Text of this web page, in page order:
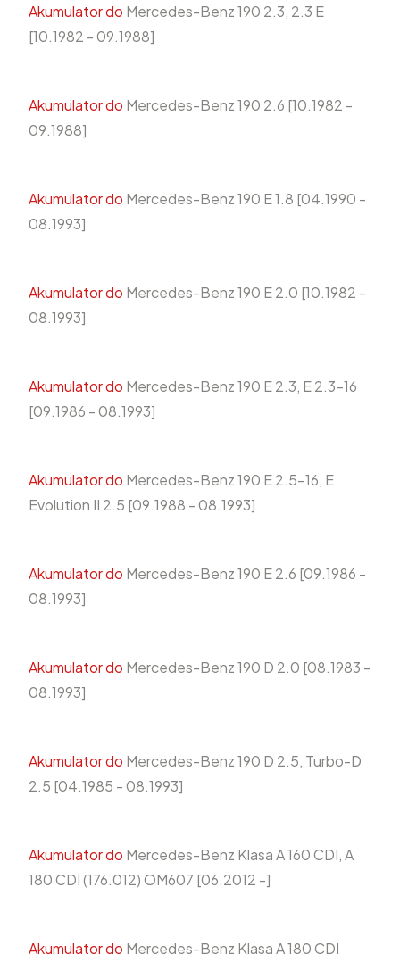
Akumulator do Mercedes-Benz 190 2.3, 2.3 E
[10.1982 - 09.1988]
Akumulator do Mercedes-Benz 190 2.6 [10.1982 -
09.1988]
Akumulator do Mercedes-Benz 190 E 1.8 [04.1990 -
08.1993]
Akumulator do Mercedes-Benz 190 E 2.0 [10.1982 -
08.1993]
Akumulator do Mercedes-Benz 190 E 2.3, E 2.3-16
[09.1986 - 08.1993]
Akumulator do Mercedes-Benz 190 E 2.5-16, E
Evolution II 2.5 [09.1988 - 08.1993]
Akumulator do Mercedes-Benz 190 E 2.6 [09.1986 -
08.1993]
Akumulator do Mercedes-Benz 190 D 2.0 [08.1983 -
08.1993]
Akumulator do Mercedes-Benz 190 D 2.5, Turbo-D
2.5 [04.1985 - 08.1993]
Akumulator do Mercedes-Benz Klasa A 160 CDI, A
180 CDI (176.012) OM607 [06.2012 -]
Akumulator do Mercedes-Benz Klasa A 180 CDI